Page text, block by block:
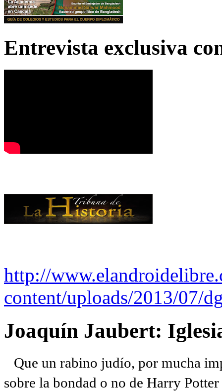
Entrevista exclusiva
http://
content/uploads/2013/07/
Joaquín Jaubert:
Que un rabino judío, por mucha
sobre la bondad o no de Harry